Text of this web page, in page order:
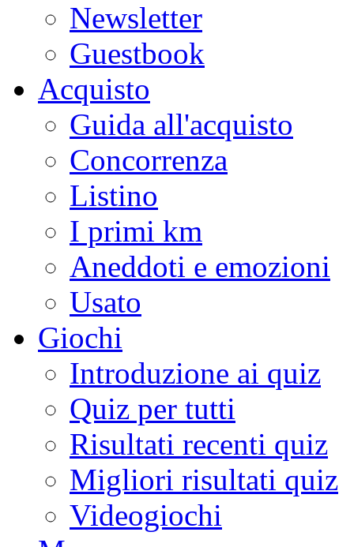
Newsletter
Guestbook
Acquisto
Guida all'acquisto
Concorrenza
Listino
I primi km
Aneddoti e emozioni
Usato
Giochi
Introduzione ai quiz
Quiz per tutti
Risultati recenti quiz
Migliori risultati quiz
Videogiochi